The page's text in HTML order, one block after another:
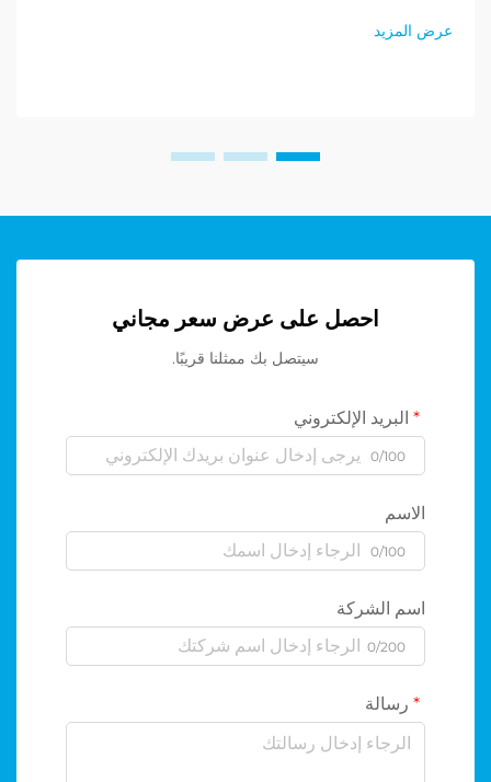
عرض المزيد
احصل على عرض سعر مجاني
سيتصل بك ممثلنا قريبًا.
البريد الإلكتروني
0/100
الاسم
0/100
اسم الشركة
0/200
رسالة